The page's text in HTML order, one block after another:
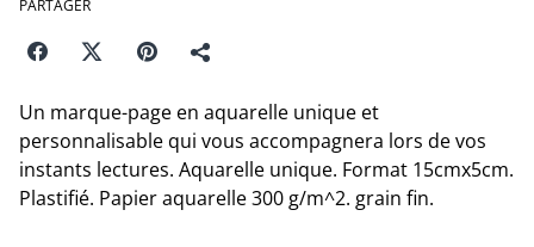
PARTAGER
Un marque-page en aquarelle unique et
personnalisable qui vous accompagnera lors de vos
instants lectures. Aquarelle unique. Format 15cmx5cm.
Plastifié. Papier aquarelle 300 g/m^2. grain fin.